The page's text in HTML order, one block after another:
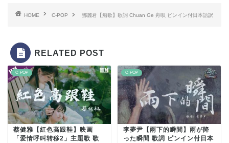
HOME C-POP 鄧麗君【船歌】歌詞 Chuan Ge 舟唄 ピンイン付日本語訳
RELATED POST
C-POP
蔡健雅【紅色高跟鞋】映画
「爱情呼叫转移2」主題歌 歌
C-POP
李夢尹【雨下的瞬間】雨が降
った瞬間 歌詞 ピンイン付日本